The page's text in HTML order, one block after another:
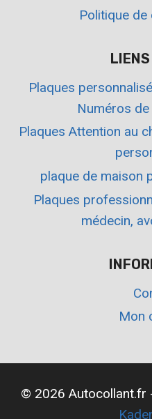
Politique
Plaques
Numéros
Plaques Attention au
plaque de maison
Plaques
médecin,
Mon
© 2026 Autocollant.fr